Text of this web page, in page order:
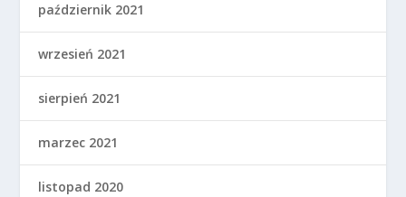
październik 2021
wrzesień 2021
sierpień 2021
marzec 2021
listopad 2020